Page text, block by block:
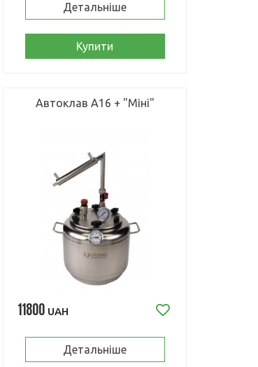
Детальніше
Купити
Автоклав А16 + "Міні"
11800 UAH
Детальніше